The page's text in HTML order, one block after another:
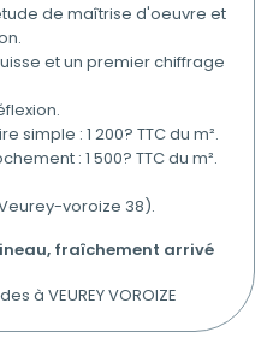
de maîtrise d'oeuvre et
et un premier chiffrage
simple : 1 200? TTC du m².
: 1 500? TTC du m².
voroize 38).
fraîchement arrivé
à VEUREY VOROIZE